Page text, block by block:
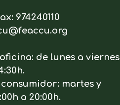
974240110
de lunes a viernes
martes y
a 20:00h.